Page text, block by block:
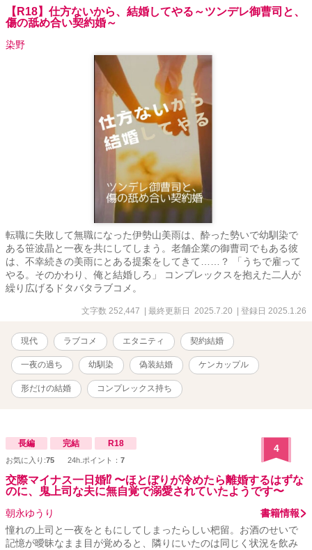
【R18】仕方ないから、結婚してやる～ツンデレ御曹司と、
傷の舐め合い契約婚～
染野
転職に失敗して無職になった伊勢山美雨は、酔った勢いで幼馴染で
ある笹波晶と一夜を共にしてしまう。老舗企業の御曹司でもある彼
は、不幸続きの美雨にとある提案をしてきて……？ 「うちで雇って
やる。そのかわり、俺と結婚しろ」 コンプレックスを抱えた二人が
繰り広げるドタバタラブコメ。
文字数 252,447 | 最終更新日 2025.7.20 | 登録日 2025.1.26
現代 ラブコメ エタニティ 契約結婚
一夜の過ち 幼馴染 偽装結婚 ケンカップル
形だけの結婚 コンプレックス持ち
長編 完結 R18
お気に入り:75 24h.ポイント： 7
4
交際マイナス一日婚⁉ 〜ほとぼりが冷めたら離婚するはずな
のに、鬼上司な夫に無自覚で溺愛されていたようです〜
朝永ゆうり
書籍情報
憧れの上司と一夜をともにしてしまったらしい杷留。お酒のせいで
記憶が曖昧なまま目が覚めると、隣りにいたのは同じく状況を飲み